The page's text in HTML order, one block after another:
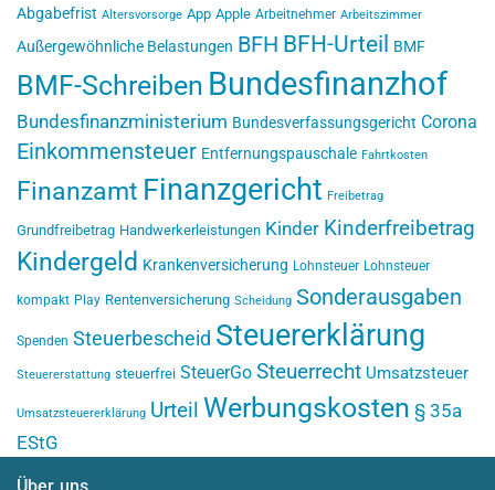
Abgabefrist Altersvorsorge App Apple Arbeitnehmer Arbeitszimmer
Außergewöhnliche Belastungen BFH BFH-Urteil BMF
BMF-Schreiben Bundesfinanzhof
Bundesfinanzministerium Bundesverfassungsgericht Corona
Einkommensteuer Entfernungspauschale Fahrtkosten
Finanzamt Finanzgericht Freibetrag
Grundfreibetrag Handwerkerleistungen Kinder Kinderfreibetrag
Kindergeld Krankenversicherung Lohnsteuer Lohnsteuer
kompakt Play Rentenversicherung Scheidung Sonderausgaben
Spenden Steuerbescheid Steuererklärung
Steuererstattung steuerfrei SteuerGo Steuerrecht Umsatzsteuer
Umsatzsteuererklärung Urteil Werbungskosten § 35a
EStG